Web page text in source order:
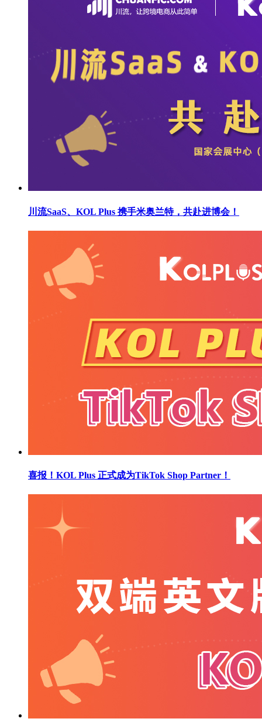
川流SaaS、KOL Plus 携手米奥兰特，共赴进博会！
喜报！KOL Plus 正式成为TikTok Shop Partner！